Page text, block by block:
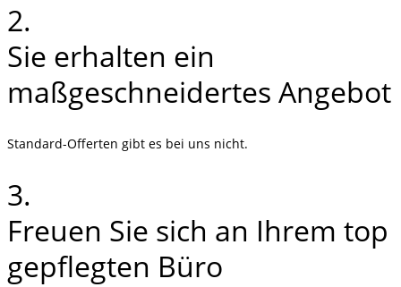
2.
Sie erhalten ein
maßgeschneidertes Angebot
Standard-Offerten gibt es bei uns nicht.
3.
Freuen Sie sich an Ihrem top
gepflegten Büro